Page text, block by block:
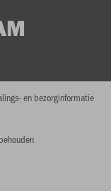
en bezorginformatie